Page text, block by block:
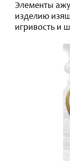
Элементы
изделию
игривость и